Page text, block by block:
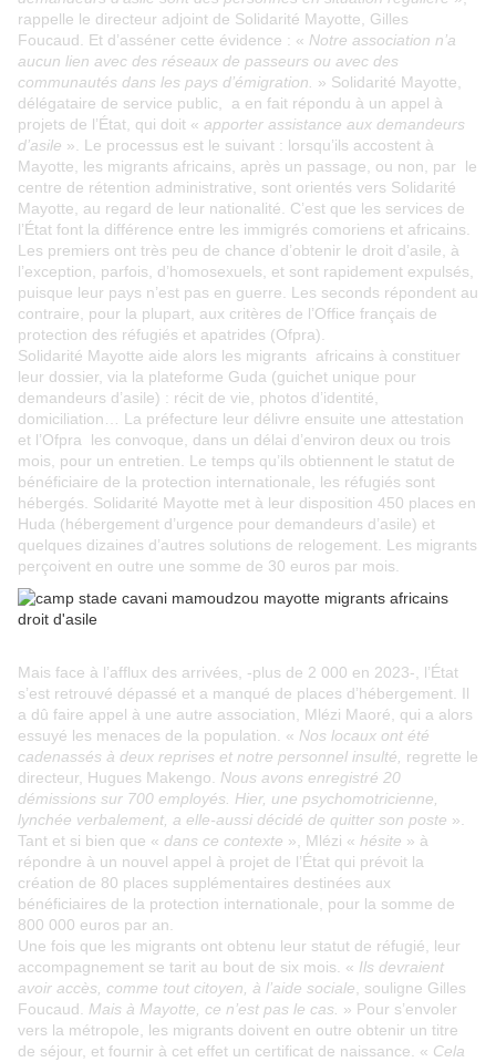
rappelle le directeur adjoint de Solidarité Mayotte, Gilles
Foucaud. Et d’asséner cette évidence : « Notre association n’a
aucun lien avec des réseaux de passeurs ou avec des
communautés dans les pays d’émigration.
» Solidarité Mayotte,
délégataire de service public, a en fait répondu à un appel à
projets de l’État, qui doit « apporter assistance aux demandeurs
d’asile ». Le processus est le suivant : lorsqu’ils accostent à
Mayotte, les migrants africains, après un passage, ou non, par le
centre de rétention administrative, sont orientés vers Solidarité
Mayotte, au regard de leur nationalité. C’est que les services de
l’État font la différence entre les immigrés comoriens et africains.
Les premiers ont très peu de chance d’obtenir le droit d’asile, à
l’exception, parfois, d’homosexuels, et sont rapidement expulsés,
puisque leur pays n’est pas en guerre. Les seconds répondent au
contraire, pour la plupart, aux critères de l’Office français de
protection des réfugiés et apatrides (Ofpra).
Solidarité Mayotte aide alors les migrants africains à constituer
leur dossier, via la plateforme Guda (guichet unique pour
demandeurs d’asile) : récit de vie, photos d’identité,
domiciliation… La préfecture leur délivre ensuite une attestation
et l’Ofpra les convoque, dans un délai d’environ deux ou trois
mois, pour un entretien. Le temps qu’ils obtiennent le statut de
bénéficiaire de la protection internationale, les réfugiés sont
hébergés. Solidarité Mayotte met à leur disposition 450 places en
Huda (hébergement d’urgence pour demandeurs d’asile) et
quelques dizaines d’autres solutions de relogement. Les migrants
perçoivent en outre une somme de 30 euros par mois.
Mais face à l’afflux des arrivées, -plus de 2 000 en 2023-, l’État
s’est retrouvé dépassé et a manqué de places d’hébergement. Il
a dû faire appel à une autre association, Mlézi Maoré, qui a alors
essuyé les menaces de la population. « Nos locaux ont été
cadenassés à deux reprises et notre personnel insulté,
regrette le
directeur, Hugues Makengo. Nous avons enregistré 20
démissions sur 700 employés. Hier, une psychomotricienne,
lynchée verbalement, a elle-aussi décidé de quitter son poste ».
Tant et si bien que « dans ce contexte », Mlézi « hésite » à
répondre à un nouvel appel à projet de l’État qui prévoit la
création de 80 places supplémentaires destinées aux
bénéficiaires de la protection internationale, pour la somme de
800 000 euros par an.
Une fois que les migrants ont obtenu leur statut de réfugié, leur
accompagnement se tarit au bout de six mois. « Ils devraient
avoir accès, comme tout citoyen, à l’aide sociale , souligne Gilles
Foucaud. Mais à Mayotte, ce n’est pas le cas. » Pour s’envoler
vers la métropole, les migrants doivent en outre obtenir un titre
de séjour, et fournir à cet effet un certificat de naissance. « Cela